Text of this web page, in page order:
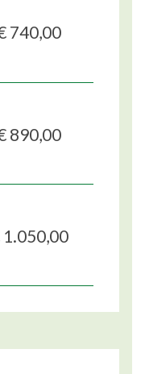
740,00
890,00
1.050,00